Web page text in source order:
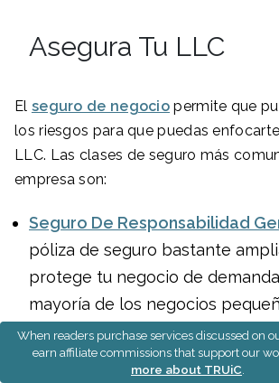
Asegura Tu LLC
El seguro de negocio permite que
los riesgos para que puedas
LLC. Las clases de seguro más
empresa son:
Seguro De Responsabilidad
póliza de seguro bastante
protege tu negocio de
mayoría de los negocios
usar un seguro de
Seguro De Responsabilidad
When readers purchase services discussed on
earn affiliate commissions that support our
more about TRUiC